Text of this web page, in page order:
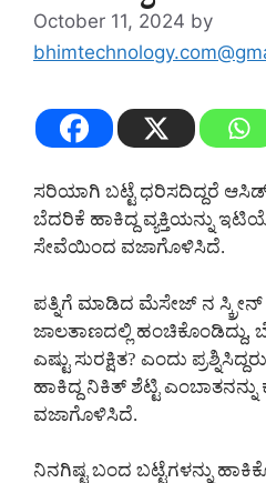
October 11, 2024 by
ಸರಿಯಾಗಿ ಬಟ್ಟೆ ಧರಿಸದಿದ್ದರೆ
ಬೆದರಿಕೆ ಹಾಕಿದ್ದ ವ್ಯಕ್ತಿಯನ್ನು
ಸೇವೆಯಿಂದ ವಜಾಗೊಳಿಸಿದೆ.
ಪತ್ನಿಗೆ ಮಾಡಿದ ಮೆಸೇಜ್ ನ
ಜಾಲತಾಣದಲ್ಲಿ
ಎಷ್ಟು ಸುರಕ್ಷಿತ? ಎಂದು
ಹಾಕಿದ್ದ ನಿಕಿತ್ ಶೆಟ್ಟಿ
ವಜಾಗೊಳಿಸಿದೆ.
ನಿನಗಿಷ್ಟ ಬಂದ ಬಟ್ಟೆಗಳನ್ನು